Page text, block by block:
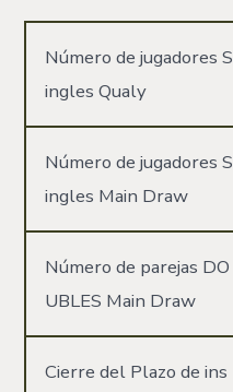
Número de jugadores S
ingles Qualy
Número de jugadores S
ingles Main Draw
Número de parejas DO
UBLES Main Draw
Cierre del Plazo de ins